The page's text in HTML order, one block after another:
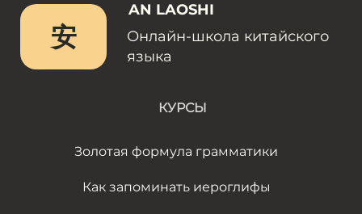
安
AN LAOSHI
Онлайн-школа китайского
языка
КУРСЫ
Золотая формула грамматики
Как запоминать иероглифы